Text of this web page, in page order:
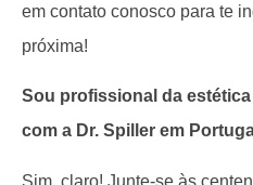
em contato conosco para te
próxima!
Sou profissional da
com a Dr. Spiller em
Sim, claro! Junte-se às